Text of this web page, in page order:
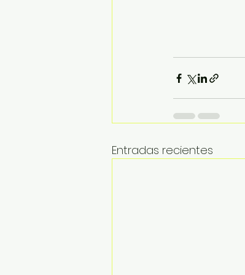
Entradas recientes